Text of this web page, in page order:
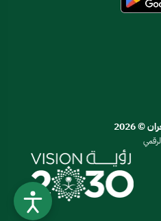
2026